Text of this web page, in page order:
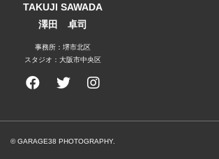
TAKUJI SAWADA
澤田 卓司
事務所：堺市北区
スタジオ：大阪市中央区
© GARAGE38 PHOTOGRAPHY.